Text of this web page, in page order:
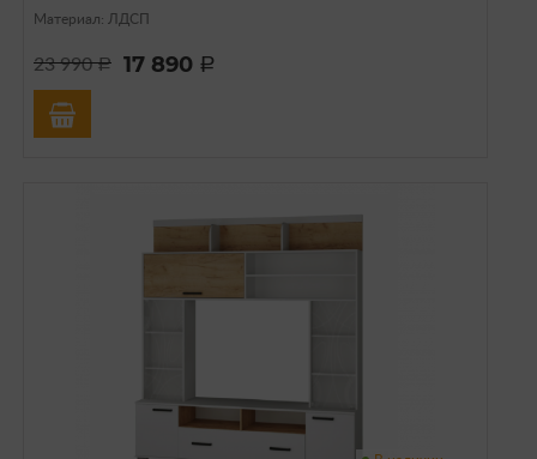
Материал: ЛДСП
23 990a 17 890 a